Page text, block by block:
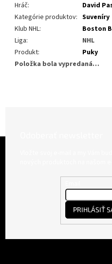
Hráč:
David
Kategórie produktov: Suveníry
Klub NHL:
Boston
Liga:
NHL
Produkt:
Puky
Položka bola vypredaná…
PRIHLÁSIŤ